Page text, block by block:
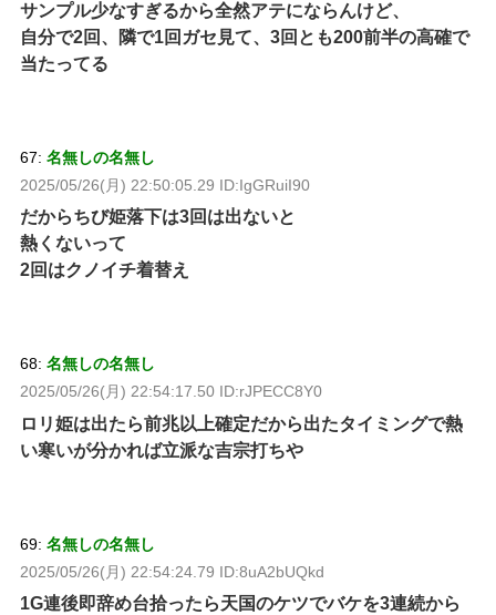
サンプル少なすぎるから全然アテにならんけど、
自分で2回、隣で1回ガセ見て、3回とも200前半の高確で
当たってる
67: 名無しの名無し
2025/05/26(月) 22:50:05.29 ID:IgGRuiI90
だからちび姫落下は3回は出ないと
熱くないって
2回はクノイチ着替え
68: 名無しの名無し
2025/05/26(月) 22:54:17.50 ID:rJPECC8Y0
ロリ姫は出たら前兆以上確定だから出たタイミングで熱
い寒いが分かれば立派な吉宗打ちや
69: 名無しの名無し
2025/05/26(月) 22:54:24.79 ID:8uA2bUQkd
1G連後即辞め台拾ったら天国のケツでバケを3連続から